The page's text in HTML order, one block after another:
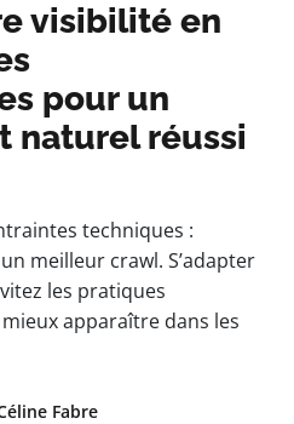
visibilité en
pour un
naturel réussi
techniques :
meilleur crawl. S’adapter
les pratiques
apparaître dans les
Fabre